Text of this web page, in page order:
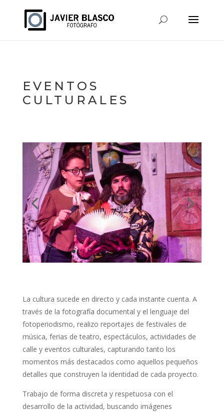
EVENTOS
CULTURALES
La cultura sucede en directo y cada instante cuenta. A
través de la fotografía documental y el lenguaje del
fotoperiodismo, realizo reportajes de festivales de
música, ferias de teatro, espectáculos, actividades de
calle y eventos culturales, capturando tanto los
momentos más destacados como aquellos pequeños
detalles que construyen la identidad de cada proyecto.
Trabajo de forma discreta y respetuosa con el
desarrollo de la actividad, buscando imágenes